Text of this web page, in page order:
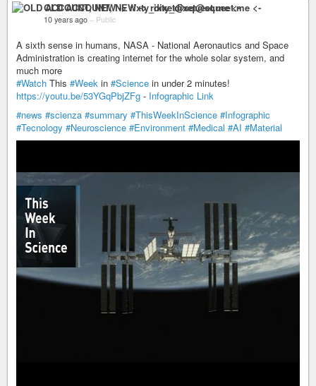
OLD ACCOUNT, NEW -> rixty_dixet@squeet.me <-
10 years ago – Public
A sixth sense in humans, NASA - National Aeronautics and Space
Administration​ is creating internet for the whole solar system, and
much more
#Watch This #Week in #Science in under 2 minutes!
https://youtu.be/53YGqPbjZFg - Infographic Link
#news #scienza #summary #ThisWeekInScience #Infographic
#Tecnology #Neuroscience #Environment #Medical #AI #Material